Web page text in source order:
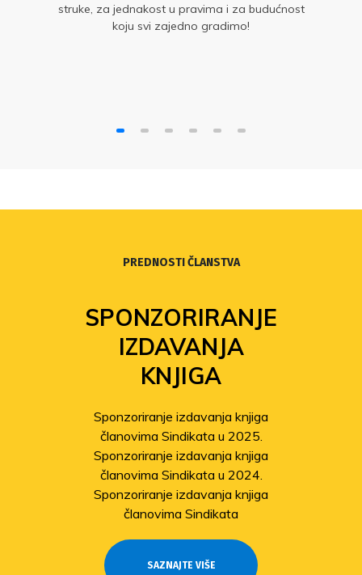
struke, za jednakost u pravima i za budućnost
koju svi zajedno gradimo!
PREDNOSTI ČLANSTVA
SPONZORIRANJE
IZDAVANJA
KNJIGA
Sponzoriranje izdavanja knjiga
članovima Sindikata u 2025.
Sponzoriranje izdavanja knjiga
članovima Sindikata u 2024.
Sponzoriranje izdavanja knjiga
članovima Sindikata
SAZNAJTE VIŠE